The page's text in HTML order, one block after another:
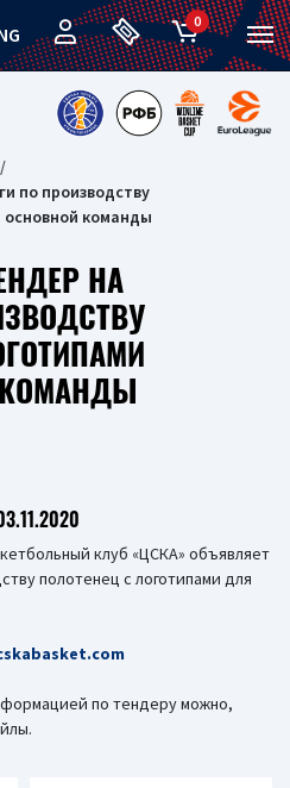
0
по производству
основной команды
НА
клуб «ЦСКА» объявляет
полотенец с логотипами для
по тендеру можно,